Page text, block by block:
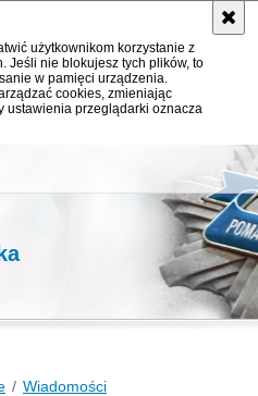
użytkownikom korzystanie z
Jeśli nie blokujesz tych plików, to
w pamięci urządzenia.
cookies, zmieniając
ustawienia przeglądarki oznacza
Wiadomości